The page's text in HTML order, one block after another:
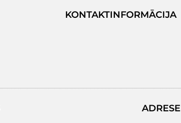
KONTAKTINFORMĀCIJA
ADRESE